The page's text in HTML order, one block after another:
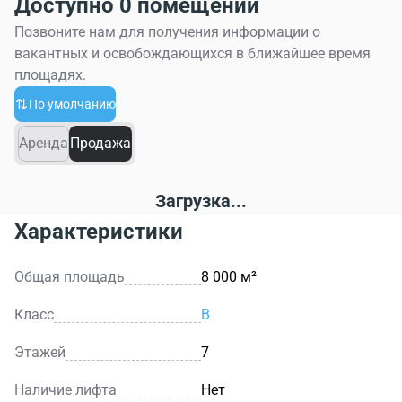
Доступно 0 помещений
Позвоните нам для получения информации о
вакантных и освобождающихся в ближайшее время
площадях.
По умолчанию
Аренда Продажа
Загрузка...
Характеристики
Общая площадь 8 000 м²
Класс B
Этажей 7
Наличие лифта Нет